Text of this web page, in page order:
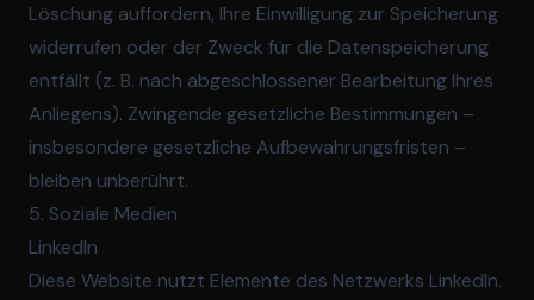
Löschung auffordern, Ihre Einwilligung zur Speicherung
widerrufen oder der Zweck für die Datenspeicherung
entfällt (z. B. nach abgeschlossener Bearbeitung Ihres
Anliegens). Zwingende gesetzliche Bestimmungen –
insbesondere gesetzliche Aufbewahrungsfristen –
bleiben unberührt.
5. Soziale Medien
LinkedIn
Diese Website nutzt Elemente des Netzwerks LinkedIn.